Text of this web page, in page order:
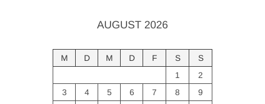
AUGUST 2026
M D M D F S
S
1
2
3
4 5 6 7 8
9